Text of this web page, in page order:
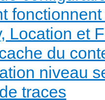
Location et
du
niveau
traces